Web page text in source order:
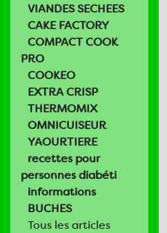
VIANDES SECHEES
CAKE FACTORY
COMPACT COOK
PRO
COOKEO
EXTRA CRISP
THERMOMIX
OMNICUISEUR
YAOURTIERE
recettes pour
personnes diabéti
informations
BUCHES
Tous les articles